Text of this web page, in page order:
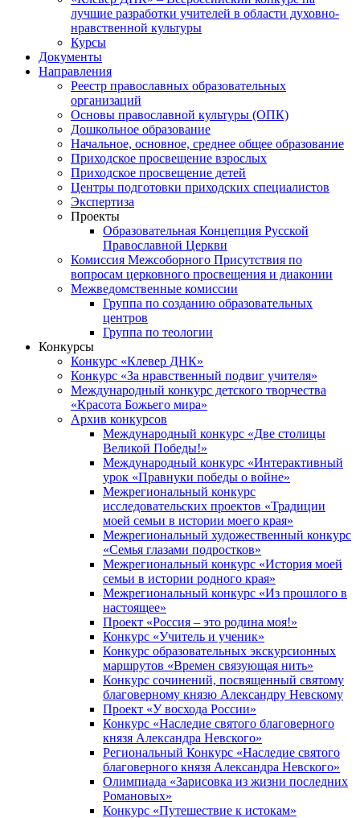
лучшие разработки учителей в области духовно-
нравственной культуры
Курсы
Документы
Направления
Реестр православных образовательных
организаций
Основы православной культуры (ОПК)
Дошкольное образование
Начальное, основное, среднее общее образование
Приходское просвещение взрослых
Приходское просвещение детей
Центры подготовки приходских специалистов
Экспертиза
Проекты
Образовательная Концепция Русской
Православной Церкви
Комиссия Межсоборного Присутствия по
вопросам церковного просвещения и диаконии
Межведомственные комиссии
Группа по созданию образовательных
центров
Группа по теологии
Конкурсы
Конкурс «Клевер ДНК»
Конкурс «За нравственный подвиг учителя»
Международный конкурс детского творчества
«Красота Божьего мира»
Архив конкурсов
Международный конкурс «Две столицы
Великой Победы!»
Международный конкурс «Интерактивный
урок «Правнуки победы о войне»
Межрегиональный конкурс
исследовательских проектов «Традиции
моей семьи в истории моего края»
Межрегиональный художественный конкурс
«Семья глазами подростков»
Межрегиональный конкурс «История моей
семьи в истории родного края»
Межрегиональный конкурс «Из прошлого в
настоящее»
Проект «Россия – это родина моя!»
Конкурс «Учитель и ученик»
Конкурс образовательных экскурсионных
маршрутов «Времен связующая нить»
Конкурс сочинений, посвященный святому
благоверному князю Александру Невскому
Проект «У восхода России»
Конкурс «Наследие святого благоверного
князя Александра Невского»
Региональный Конкурс «Наследие святого
благоверного князя Александра Невского»
Олимпиада «Зарисовка из жизни последних
Романовых»
Конкурс «Путешествие к истокам»